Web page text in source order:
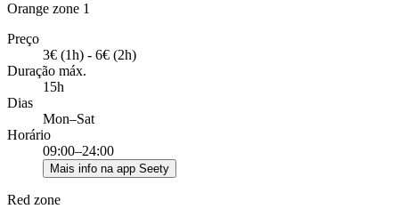
Orange zone 1
Preço
3€ (1h) - 6€ (2h)
Duração máx.
15h
Dias
Mon–Sat
Horário
09:00–24:00
Mais info na app Seety
Red zone